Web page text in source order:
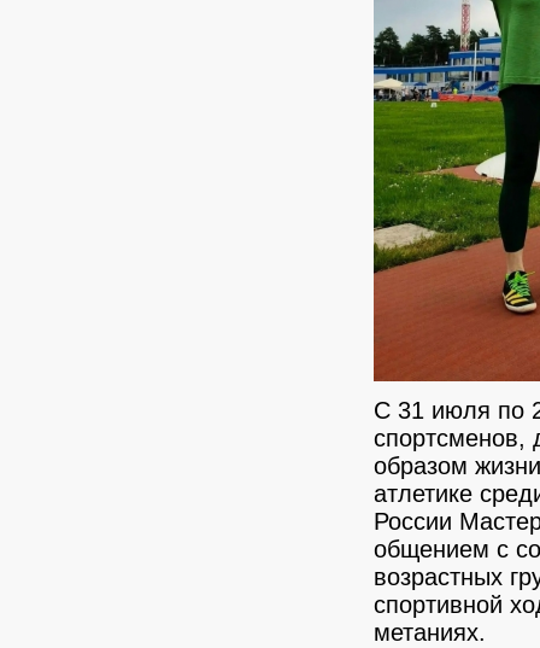
С 31 июля по
спортсменов,
образом
атлетике
России
общением с
возрастных
спортивной
метаниях.